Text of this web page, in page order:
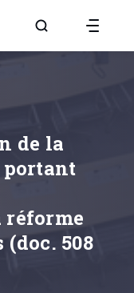
Aller à la page
de la
portant
réforme
508